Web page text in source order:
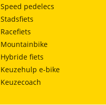
Speed pedelecs
Stadsfiets
Racefiets
Mountainbike
Hybride fiets
Keuzehulp e-bike
Keuzecoach